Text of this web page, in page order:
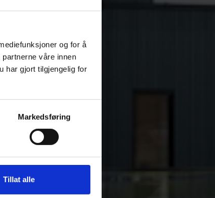
og for å
våre innen
har gjort tilgjengelig for
Markedsføring
Tillat alle